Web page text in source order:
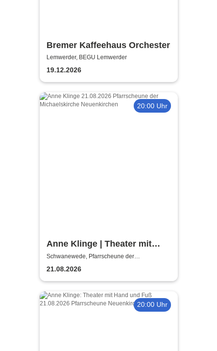
Bremer Kaffeehaus Orchester
Lemwerder, BEGU Lemwerder
19.12.2026
20:00 Uhr
Anne Klinge | Theater mit
Hand und Fuß
Schwanewede, Pfarrscheune der
Michaelskirche Neuenkirchen
21.08.2026
20:00 Uhr